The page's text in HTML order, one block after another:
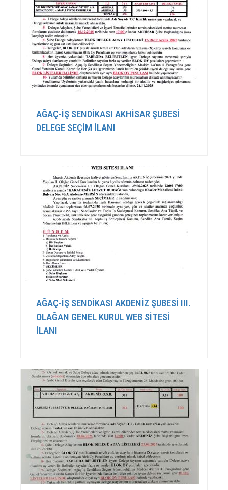
AĞAÇ-İŞ SENDİKASI AKHİSAR ŞUBESİ
DELEGE SEÇİM İLANI
AĞAÇ-İŞ SENDİKASI AKDENİZ ŞUBESİ III.
OLAĞAN GENEL KURUL WEB SİTESİ
İLANI